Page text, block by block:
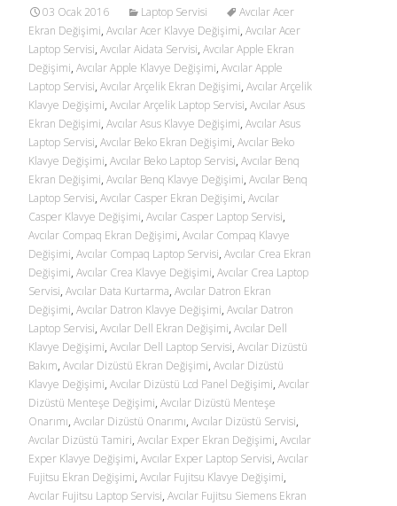
03 Ocak 2016 Laptop Servisi
Avcılar Acer
Ekran Değişimi, Avcılar Acer Klavye Değişimi, Avcılar Acer
Laptop Servisi, Avcılar Aidata Servisi, Avcılar Apple Ekran
Değişimi, Avcılar Apple Klavye Değişimi, Avcılar Apple
Laptop Servisi, Avcılar Arçelik Ekran Değişimi, Avcılar Arçelik
Klavye Değişimi, Avcılar Arçelik Laptop Servisi, Avcılar Asus
Ekran Değişimi, Avcılar Asus Klavye Değişimi, Avcılar Asus
Laptop Servisi, Avcılar Beko Ekran Değişimi, Avcılar Beko
Klavye Değişimi, Avcılar Beko Laptop Servisi, Avcılar Benq
Ekran Değişimi, Avcılar Benq Klavye Değişimi, Avcılar Benq
Laptop Servisi, Avcılar Casper Ekran Değişimi, Avcılar
Casper Klavye Değişimi, Avcılar Casper Laptop Servisi,
Avcılar Compaq Ekran Değişimi, Avcılar Compaq Klavye
Değişimi, Avcılar Compaq Laptop Servisi, Avcılar Crea Ekran
Değişimi, Avcılar Crea Klavye Değişimi, Avcılar Crea Laptop
Servisi, Avcılar Data Kurtarma, Avcılar Datron Ekran
Değişimi, Avcılar Datron Klavye Değişimi, Avcılar Datron
Laptop Servisi, Avcılar Dell Ekran Değişimi, Avcılar Dell
Klavye Değişimi, Avcılar Dell Laptop Servisi, Avcılar Dizüstü
Bakım, Avcılar Dizüstü Ekran Değişimi, Avcılar Dizüstü
Klavye Değişimi, Avcılar Dizüstü Lcd Panel Değişimi, Avcılar
Dizüstü Menteşe Değişimi, Avcılar Dizüstü Menteşe
Onarımı, Avcılar Dizüstü Onarımı, Avcılar Dizüstü Servisi,
Avcılar Dizüstü Tamiri, Avcılar Exper Ekran Değişimi, Avcılar
Exper Klavye Değişimi, Avcılar Exper Laptop Servisi, Avcılar
Fujitsu Ekran Değişimi, Avcılar Fujitsu Klavye Değişimi,
Avcılar Fujitsu Laptop Servisi, Avcılar Fujitsu Siemens Ekran